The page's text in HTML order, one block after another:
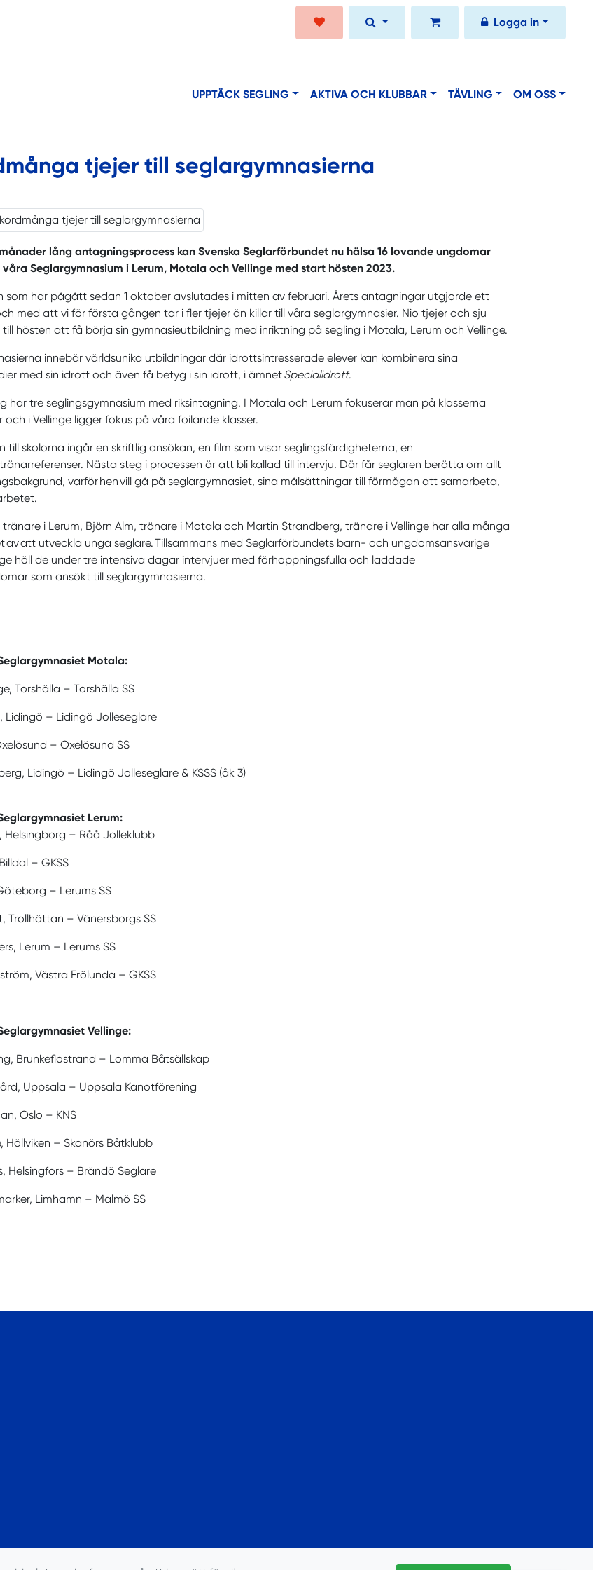
Logga in
UPPTÄCK SEGLING AKTIVA OCH KLUBBAR TÄVLING OM OSS
tjejer till seglargymnasierna
lång antagningsprocess kan Svenska Seglarförbundet nu hälsa 16 lovande ungdomar
Seglargymnasium i Lerum, Motala och Vellinge med start hösten 2023.
som har pågått sedan 1 oktober avslutades i mitten av februari. Årets antagningar utgjorde ett
med att vi för första gången tar i fler tjejer än killar till våra seglargymnasier. Nio tjejer och sju
till hösten att få börja sin gymnasieutbildning med inriktning på segling i Motala, Lerum och Vellinge.
innebär världsunika utbildningar där idrottsintresserade elever kan kombinera sina
med sin idrott och även få betyg i sin idrott, i ämnetSpecialidrott.
har tre seglingsgymnasium med riksintagning. I Motala och Lerum fokuserar man på klasserna
och i Vellinge ligger fokus på våra foilande klasser.
till skolorna ingår en skriftlig ansökan, en film som visar seglingsfärdigheterna, en
Nästa steg i processen är att bli kallad till intervju. Där får seglaren berätta om allt
varför hen vill gå på seglargymnasiet, sina målsättningar till förmågan att samarbeta,
tränare i Lerum, Björn Alm, tränare i Motala och Martin Strandberg, tränare i Vellinge har alla många
av att utveckla unga seglare. Tillsammans med Seglarförbundets barn- och ungdomsansvarige
höll de under tre intensiva dagar intervjuer med förhoppningsfulla och laddade
som ansökt till seglargymnasierna.
Motala:
Torshälla – Torshälla SS
Lidingö – Lidingö Jolleseglare
– Oxelösund SS
Lidingö – Lidingö Jolleseglare & KSSS (åk 3)
Lerum:
Helsingborg – Råå Jolleklubb
– GKSS
– Lerums SS
Trollhättan – Vänersborgs SS
Lerum – Lerums SS
Västra Frölunda – GKSS
Vellinge:
Brunkeflostrand – Lomma Båtsällskap
Uppsala – Uppsala Kanotförening
Oslo – KNS
Höllviken – Skanörs Båtklubb
Helsingfors – Brändö Seglare
Limhamn – Malmö SS